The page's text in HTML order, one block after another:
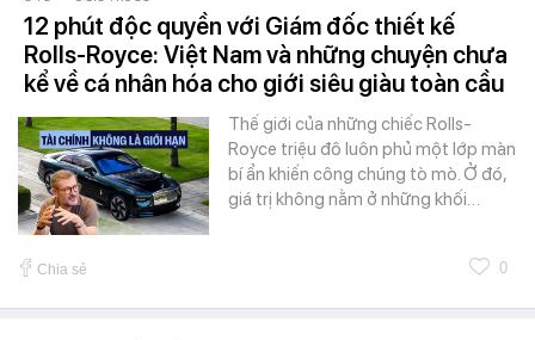
12 phút độc quyền với Giám đốc thiết kế
Rolls-Royce: Việt Nam và những chuyện chưa
kể về cá nhân hóa cho giới siêu giàu toàn cầu
Thế giới của những chiếc Rolls-
Royce triệu đô luôn phủ một lớp màn
bí ẩn khiến công chúng tò mò. Ở đó,
giá trị không nằm ở những khối…
Chia sẻ 0